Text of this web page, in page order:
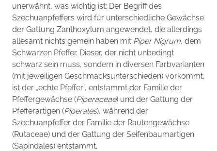
unerwähnt, was wichtig ist: Der Begriff des
Szechuanpfeffers wird für unterschiedliche Gewächse
der Gattung Zanthoxylum angewendet, die allerdings
allesamt nichts gemein haben mit Piper Nigrum, dem
Schwarzen Pfeffer. Dieser, der nicht unbedingt
schwarz sein muss, sondern in diversen Farbvarianten
(mit jeweiligen Geschmacksunterschieden) vorkommt,
ist der „echte Pfeffer“, entstammt der Familie der
Pfeffergewächse (Piperaceae) und der Gattung der
Pfefferartigen (Piperales), während der
Szechuanpfeffer der Familie der Rautengewächse
(Rutaceae) und der Gattung der Seifenbaumartigen
(Sapindales) entstammt.